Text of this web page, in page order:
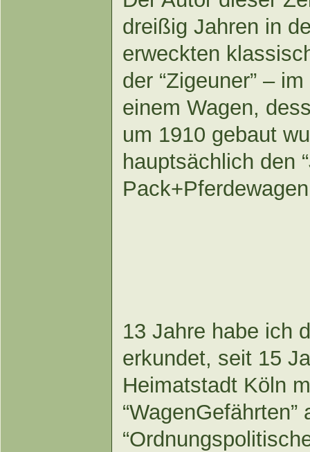
dreißig Jahren in
erweckten
der “Zigeuner” –
einem Wagen,
um 1910 gebaut
hauptsächlich den
13 Jahre habe ich
erkundet, seit 15
Heimatstadt Köln
“WagenGefährten”